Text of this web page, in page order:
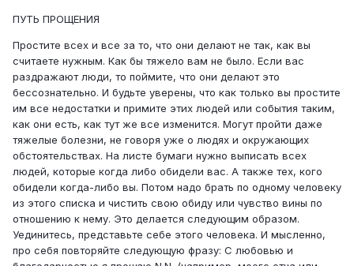
ПУТЬ ПРОЩЕНИЯ
Простите всех и все за то, что они делают не так, как вы
считаете нужным. Как бы тяжело вам не было. Если вас
раздражают люди, то поймите, что они делают это
бессознательно. И будьте уверены, что как только вы простите
им все недостатки и примите этих людей или события таким,
как они есть, как тут же все изменится. Могут пройти даже
тяжелые болезни, не говоря уже о людях и окружающих
обстоятельствах. На листе бумаги нужно выписать всех
людей, которые когда либо обидели вас. А также тех, кого
обидели когда-либо вы. Потом надо брать по одному человеку
из этого списка и чистить свою обиду или чувство вины по
отношению к нему. Это делается следующим образом.
Уединитесь, представьте себе этого человека. И мысленно,
про себя повторяйте следующую фразу: С любовью и